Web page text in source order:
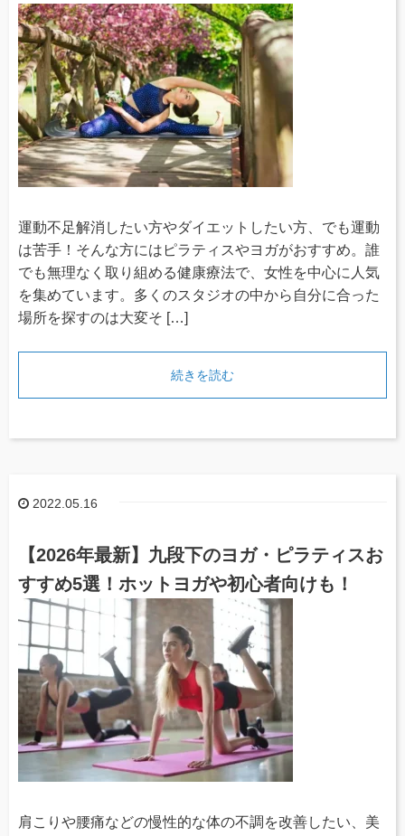
運動不足解消したい方やダイエットしたい方、でも運動
は苦手！そんな方にはピラティスやヨガがおすすめ。誰
でも無理なく取り組める健康療法で、女性を中心に人気
を集めています。多くのスタジオの中から自分に合った
場所を探すのは大変そ […]
続きを読む
2022.05.16
【2026年最新】九段下のヨガ・ピラティスお
すすめ5選！ホットヨガや初心者向けも！
肩こりや腰痛などの慢性的な体の不調を改善したい、美